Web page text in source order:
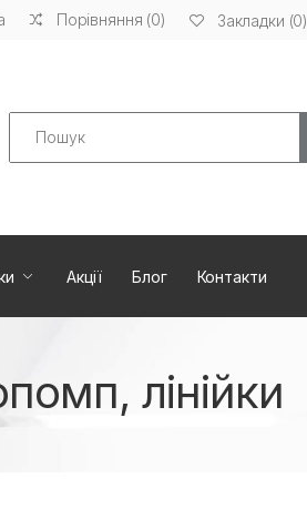
Порівняння (0) Закладки (0)
Search
Акції Блог Контакти
лінійки